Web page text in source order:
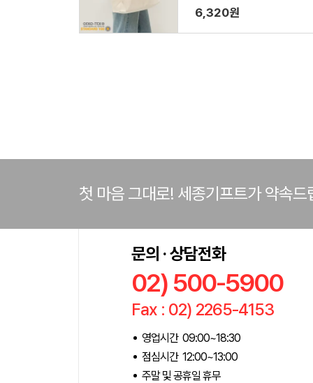
45mm)
6,320원
첫 마음 그대로! 세종기프트가 약속드
문의 · 상담전화
02) 500-5900
Fax : 02) 2265-4153
영업시간 09:00~18:30
점심시간 12:00~13:00
주말 및 공휴일 휴무